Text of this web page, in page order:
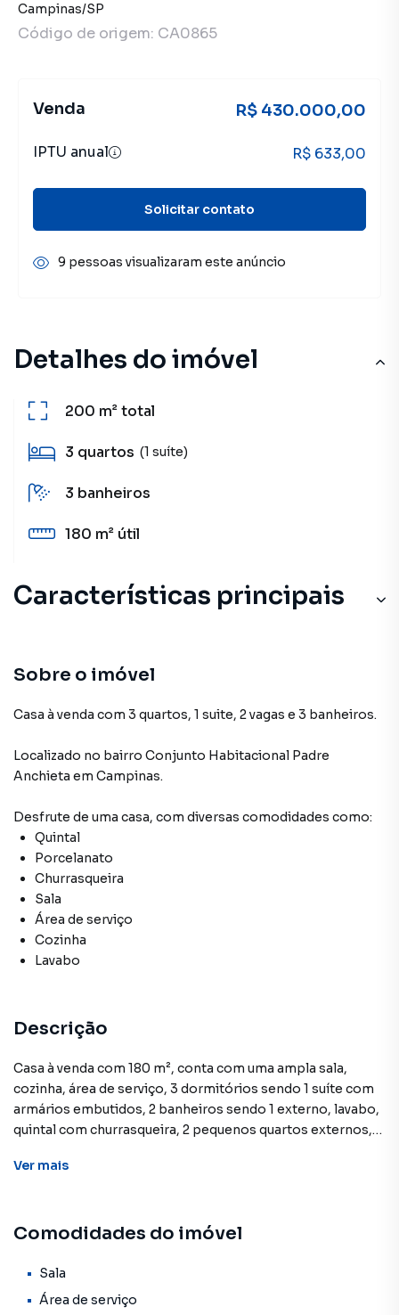
Detalhes do imóvel
200 m²total
3 quartos (1 suíte)
3 banheiros
180 m² útil
Características principais
Sobre o imóvel
Casa à venda com 3 quartos, 1 suite, 2 vagas e 3 banheiros.
Localizado no bairro Conjunto Habitacional Padre
Anchieta em Campinas.
Desfrute de uma casa, com diversas comodidades como:
Quintal
Porcelanato
Churrasqueira
Sala
Área de serviço
Cozinha
Lavabo
Descrição
Casa à venda com 180 m², conta com uma ampla sala,
cozinha, área de serviço, 3 dormitórios sendo 1 suíte com
armários embutidos, 2 banheiros sendo 1 externo, lavabo,
quintal com churrasqueira, 2 pequenos quartos externos,
Acesso as principais rodovias: Anhanguera, Dom Pedro e
Supermercados, Postos de Gasolina, Posto do Correio,
Ciclovias e batalhão da polícia e bombeiros. **OBS: Os
imóveis constantes neste site, estão sujeitos a sofrer
Ver mais
Comodidades do imóvel
Sala
Área de serviço
Campinas/SP
Código de origem: CA0865
Venda R$ 430.000,00
IPTU anual R$ 633,00
Solicitar contato
9 pessoas visualizaram este anúncio